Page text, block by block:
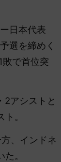
日本代表
選を締めく
敗で首位突
アシストと
。
、インドネ
。